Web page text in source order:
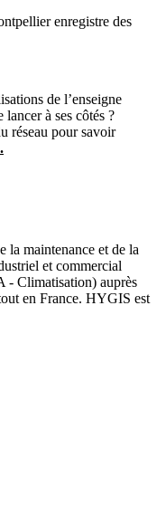
enregistre des
de l’enseigne
à ses côtés ?
réseau pour savoir
la maintenance et de la
et commercial
Climatisation) auprès
en France. HYGIS est